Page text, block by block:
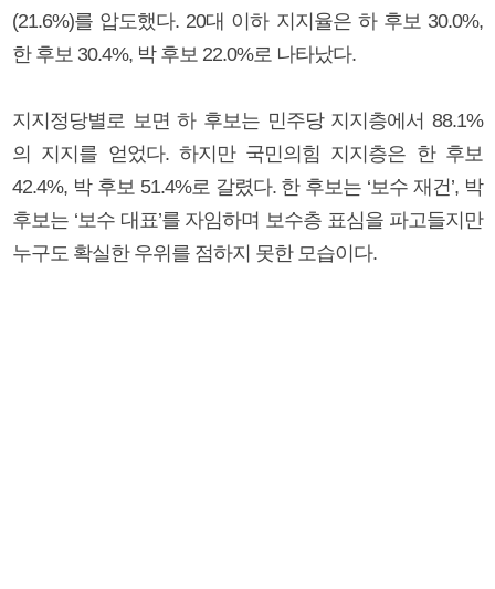
(21.6%)를 압도했다. 20대 이하 지지율은 하 후보 30.0%,
한 후보 30.4%, 박 후보 22.0%로 나타났다.
지지정당별로 보면 하 후보는 민주당 지지층에서 88.1%
의 지지를 얻었다. 하지만 국민의힘 지지층은 한 후보
42.4%, 박 후보 51.4%로 갈렸다. 한 후보는 ‘보수 재건’, 박
후보는 ‘보수 대표’를 자임하며 보수층 표심을 파고들지만
누구도 확실한 우위를 점하지 못한 모습이다.